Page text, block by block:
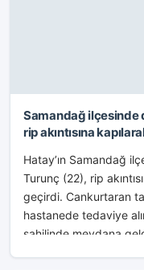
Samandağ ilçesinde
rip akıntısına
Hatay’ın Samandağ
Turunç (22), rip
geçirdi. Cankurtaran
hastanede tedaviye
sahilinde meydana